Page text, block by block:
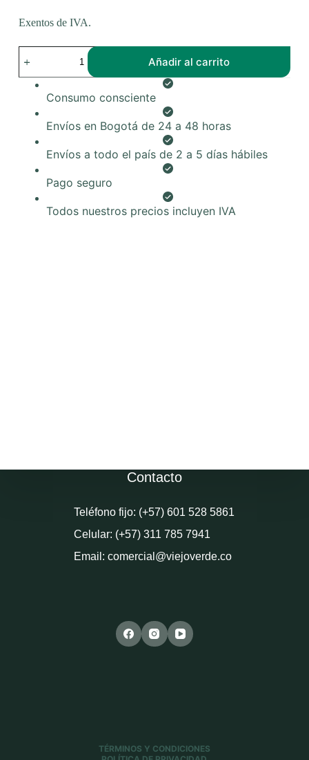
Exentos de IVA.
de
madera
uds.
cantidad
Añadir al carrito
Consumo consciente
Envíos en Bogotá de 24 a 48 horas
Envíos a todo el país de 2 a 5 días hábiles
Pago seguro
Todos nuestros precios incluyen IVA
Contacto
Teléfono fijo: (+57) 601 528 5861
Celular: (+57) 311 785 7941
Email: comercial@viejoverde.co
TÉRMINOS Y CONDICIONES